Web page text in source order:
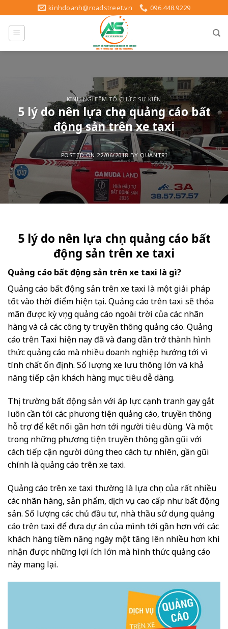
to
content
kinhdoanh@roadstreet.vn 096.448.9229
KINH NGHIỆM TỔ CHỨC SỰ KIỆN
5 lý do nên lựa chọn quảng cáo bất
động sản trên xe taxi
POSTED ON 22/06/2018BY QUANTRI
5 lý do nên lựa chọn quảng cáo bất
động sản trên xe taxi
Quảng cáo bất động sản trên xe taxi là gì?
Quảng cáo bất động sản trên xe taxi là một giải pháp
tốt vào thời điểm hiện tại. Quảng cáo trên taxi sẽ thỏa
mãn được kỳ vọng quảng cáo ngoài trời của các nhãn
hàng và cả các công ty truyền thông quảng cáo. Quảng
cáo trên Taxi hiện nay đã và đang dần trở thành hình
thức quảng cáo mà nhiều doanh nghiệp hướng tới vì
tính chất ổn định. Số lượng xe lưu thông lớn và khả
năng tiếp cận khách hàng mục tiêu dễ dàng.
Thị trường bất động sản với áp lực cạnh tranh gay gắt
luôn cần tới các phương tiện quảng cáo, truyền thông
hỗ trợ để kết nối gần hơn tới người tiêu dùng. Và một
trong những phương tiện truyền thông gần gũi với
cách tiếp cận người dùng theo cách tự nhiên, gần gũi
chính là quảng cáo trên xe taxi.
Quảng cáo trên xe taxi thường là lựa chọn của rất nhiều
các nhãn hàng, sản phẩm, dịch vụ cao cấp như bất động
sản. Số lượng các chủ đầu tư, nhà thầu sử dụng quảng
cáo trên taxi để đưa dự án của mình tới gần hơn với các
khách hàng tiềm năng ngày một tăng lên nhiều hơn khi
nhận được những lợi ích lớn mà hình thức quảng cáo
này mang lại.